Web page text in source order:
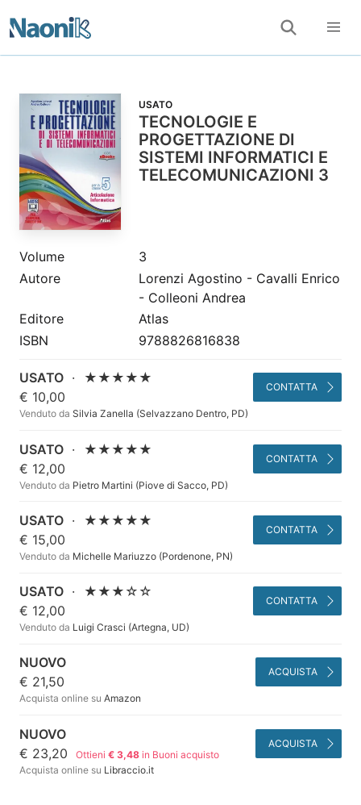
USATO
TECNOLOGIE E
PROGETTAZIONE DI
SISTEMI INFORMATICI E
TELECOMUNICAZIONI 3
Volume
3
Autore
Lorenzi Agostino - Cavalli Enrico
- Colleoni Andrea
Editore
Atlas
ISBN
9788826816838
USATO ·
★★★★★
€ 10,00
Venduto da Silvia Zanella (Selvazzano Dentro, PD)
CONTATTA
USATO ·
★★★★★
€ 12,00
Venduto da Pietro Martini (Piove di Sacco, PD)
CONTATTA
USATO ·
★★★★★
€ 15,00
Venduto da Michelle Mariuzzo (Pordenone, PN)
CONTATTA
USATO ·
★★★☆☆
€ 12,00
Venduto da Luigi Crasci (Artegna, UD)
CONTATTA
NUOVO
€ 21,50
Acquista online su Amazon
ACQUISTA
NUOVO
€ 23,20
Ottieni€ 3,48 in Buoni acquisto
Acquista online su Libraccio.it
ACQUISTA